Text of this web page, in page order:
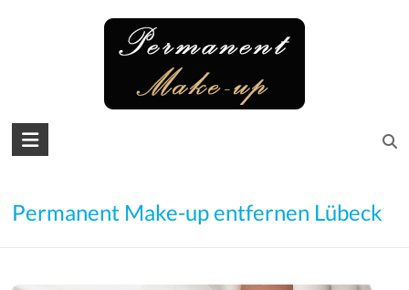
up
Permanent Make-up entfernen Lübeck